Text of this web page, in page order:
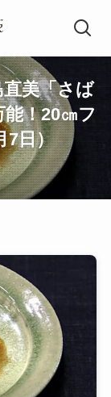
美「さば
！20㎝フ
7日）